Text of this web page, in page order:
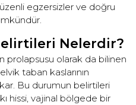
egzersizler ve doğru
Nelerdir?
prolapsusu olarak da bilinen
taban kaslarının
Bu durumun belirtileri
hissi, vajinal bölgede bir